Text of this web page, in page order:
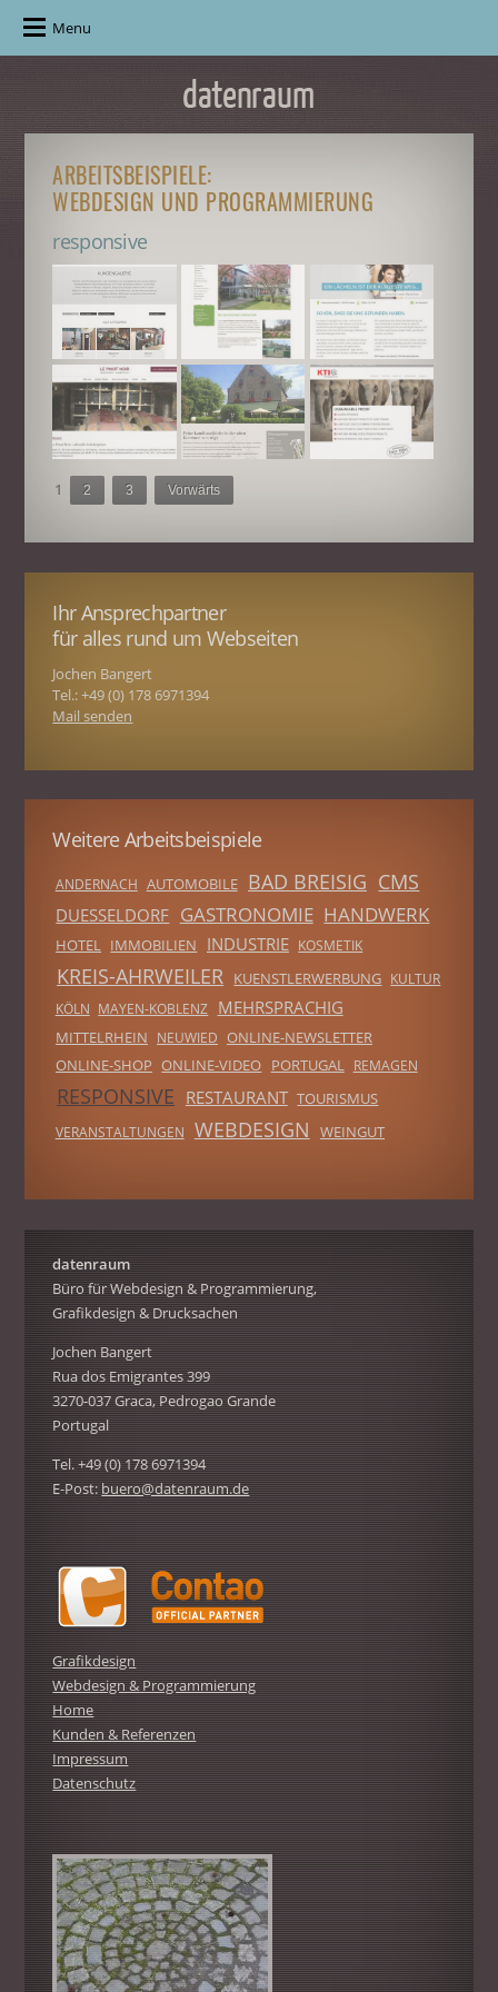
Menu
ARBEITSBEISPIELE:
WEBDESIGN UND PROGRAMMIERUNG
responsive
1 2 3 Vorwärts
Ihr Ansprechpartner
für alles rund um Webseiten
Jochen Bangert
Tel.: +49 (0) 178 6971394
Mail senden
Weitere Arbeitsbeispiele
ANDERNACH AUTOMOBILE BAD BREISIG CMS
DUESSELDORF GASTRONOMIE HANDWERK
HOTEL IMMOBILIEN INDUSTRIE KOSMETIK
KREIS-AHRWEILER KUENSTLERWERBUNG KULTUR
KÖLN MAYEN-KOBLENZ MEHRSPRACHIG
MITTELRHEIN NEUWIED ONLINE-NEWSLETTER
ONLINE-SHOP ONLINE-VIDEO PORTUGAL REMAGEN
RESPONSIVE RESTAURANT TOURISMUS
VERANSTALTUNGEN WEBDESIGN WEINGUT
datenraum
Büro für Webdesign & Programmierung,
Grafikdesign & Drucksachen
Jochen Bangert
Rua dos Emigrantes 399
3270-037 Graca, Pedrogao Grande
Portugal
Tel. +49 (0) 178 6971394
E-Post:buero@datenraum.de
Grafikdesign
Webdesign & Programmierung
Home
Kunden & Referenzen
Impressum
Datenschutz